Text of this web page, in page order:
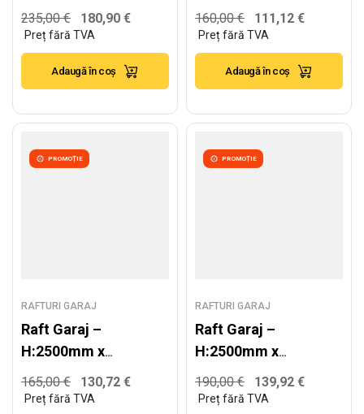
L:2820mm x
W:600mm,
350kg/nivel
235,00€ 180,90 €
Adaugă în coș
L:1020mm x
W:600mm,
200kg/nivel
160,00€ 111,12 €
Adaugă în coș
PROMOȚIE
RAFTURI GARAJ
Raft Garaj –
H:2500mm x
L:1320mm x
W:600mm,
165,00€ 130,72 €
PROMOȚIE
RAFTURI GARAJ
Raft Garaj –
H:2500mm x
L:1620mm x
W:600mm,
190,00€ 139,92 €